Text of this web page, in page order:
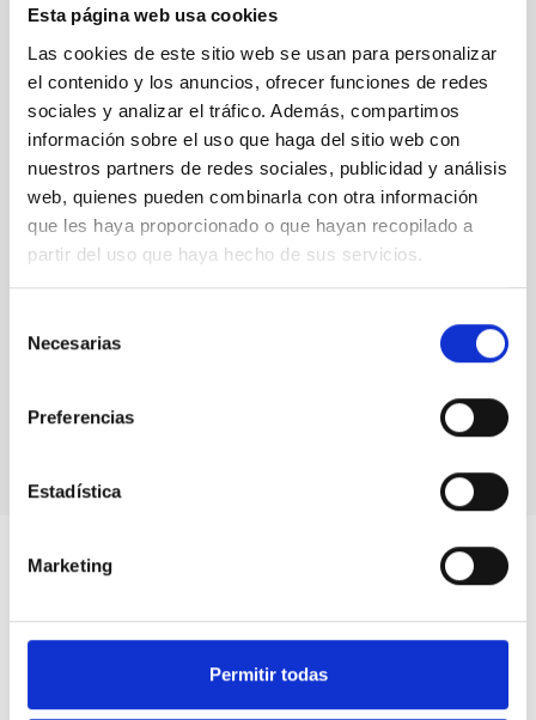
Esta página web usa cookies
Las cookies de este sitio web se usan para personalizar
el contenido y los anuncios, ofrecer funciones de redes
sociales y analizar el tráfico. Además, compartimos
información sobre el uso que haga del sitio web con
nuestros partners de redes sociales, publicidad y análisis
web, quienes pueden combinarla con otra información
que les haya proporcionado o que hayan recopilado a
partir del uso que haya hecho de sus servicios.
Necesarias
Preferencias
Estadística
Marketing
Permitir todas